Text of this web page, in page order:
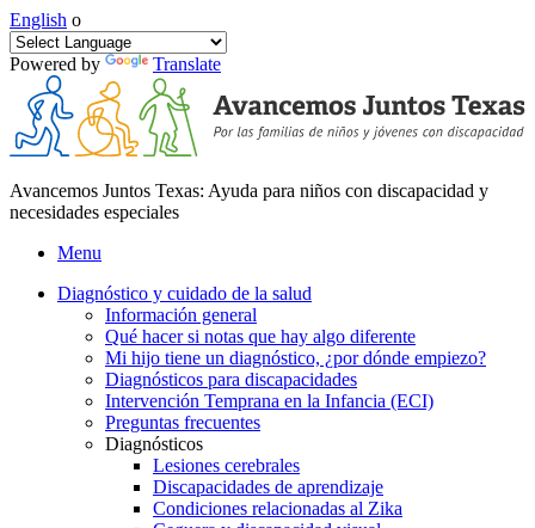
English o
Powered by Translate
Avancemos Juntos Texas: Ayuda para niños con discapacidad y
necesidades especiales
Menu
Diagnóstico y cuidado de la salud
Información general
Qué hacer si notas que hay algo diferente
Mi hijo tiene un diagnóstico, ¿por dónde empiezo?
Diagnósticos para discapacidades
Intervención Temprana en la Infancia (ECI)
Preguntas frecuentes
Diagnósticos
Lesiones cerebrales
Discapacidades de aprendizaje
Condiciones relacionadas al Zika